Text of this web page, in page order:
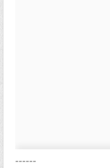
------